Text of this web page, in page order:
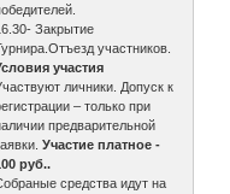
Закрытие
участников.
участия
личники. Допуск к
– только при
предварительной
Участие платное -
руб..
средства идут на